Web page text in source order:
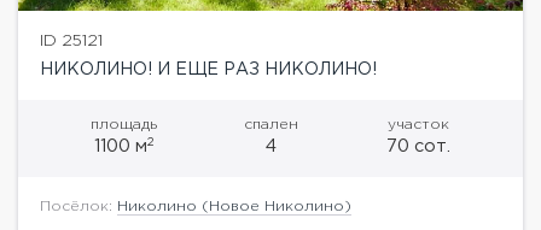
ID 25121
НИКОЛИНО! И ЕЩЕ РАЗ НИКОЛИНО!
площадь
1100 м2
спален
4
участок
70 сот.
Посёлок: Николино (Новое Николино)